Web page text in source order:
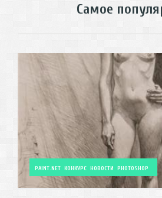
Самое
PAINT.NET КОНКУРС НОВОСТИ PHOTOSHOP